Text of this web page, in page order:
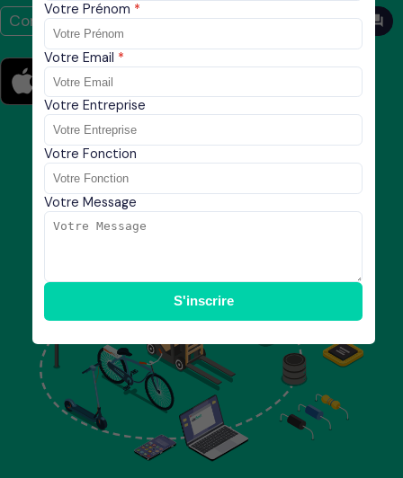
Votre Prénom
Votre Email
Votre Entreprise
Votre Fonction
Votre Message
S'inscrire
Comment ça marche Demander votre démo